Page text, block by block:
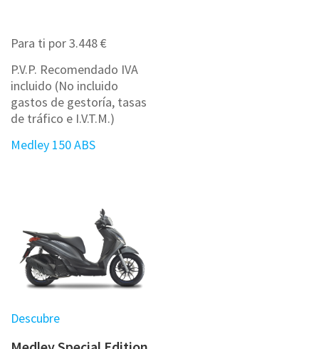
Para ti por 3.448 €
P.V.P. Recomendado IVA
incluido (No incluido
gastos de gestoría, tasas
de tráfico e I.V.T.M.)
Medley 150 ABS
Descubre